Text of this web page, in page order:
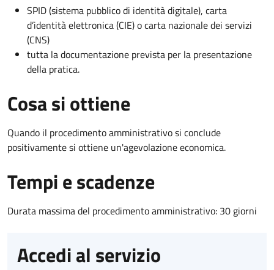
SPID (sistema pubblico di identità digitale), carta
d’identità elettronica (CIE) o carta nazionale dei servizi
(CNS)
tutta la documentazione prevista per la presentazione
della pratica.
Cosa si ottiene
Quando il procedimento amministrativo si conclude
positivamente si ottiene un'agevolazione economica.
Tempi e scadenze
Durata massima del procedimento amministrativo: 30 giorni
Accedi al servizio